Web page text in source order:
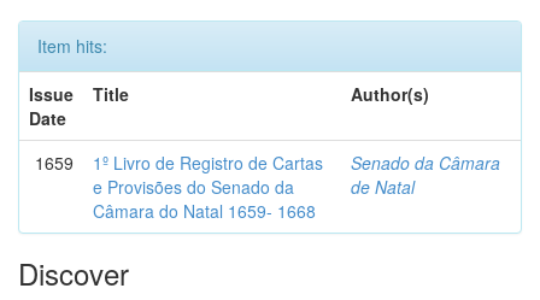
Item hits:
Issue
Date
Title Author(s)
1659
1º Livro de Registro de Cartas
e Provisões do Senado da
Câmara do Natal 1659- 1668
Senado da Câmara
de Natal
Discover